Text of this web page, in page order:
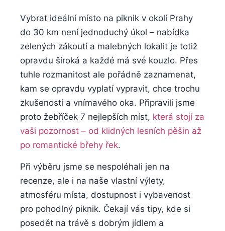
Vybrat ideální místo ⁢na piknik v okolí Prahy
do 30 km není jednoduchý úkol – nabídka
zelených‍ zákoutí ⁤a malebných lokalit je totiž‌
opravdu⁤ široká a každé má své⁣ kouzlo. Přes
tuhle rozmanitost ale pořádně zaznamenat,
kam se opravdu vyplatí vypravit, chce trochu
zkušeností a​ vnímavého oka. Připravili jsme
proto⁢ žebříček 7 nejlepších míst, která stojí za
vaši⁢ pozornost – od ​klidných lesních pěšin až
‌po romantické břehy⁣ řek.
Při výběru jsme se nespoléhali jen na
recenze, ale i na naše vlastní výlety,
atmosféru místa, dostupnost i vybavenost
‌pro ⁢pohodlný piknik. ‍Čekají vás tipy,‌ kde⁤ si
posedět na trávě ‍s ⁢dobrým jídlem⁢ a